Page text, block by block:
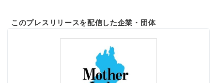
このプレスリリースを配信した企業・団体